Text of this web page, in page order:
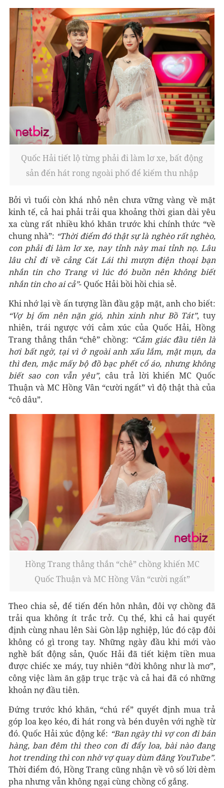
Quốc Hải tiết lộ từng phải đi làm lơ xe, bất động
sản đến hát rong ngoài phố để kiếm thu nhập
Bởi vì tuổi còn khá nhỏ nên chưa vững vàng về mặt
kinh tế, cả hai phải trải qua khoảng thời gian dài yêu
xa cùng rất nhiều khó khăn trước khi chính thức “về
chung nhà”: “Thời điểm đó thật sự là nghèo rất nghèo,
con phải đi làm lơ xe, nay tỉnh này mai tỉnh nọ. Lâu
lâu chỉ đi về cảng Cát Lái thì mượn điện thoại bạn
nhắn tin cho Trang vì lúc đó buồn nên không biết
nhắn tin cho ai cả”- Quốc Hải bồi hồi chia sẻ.
Khi nhớ lại về ấn tượng lần đầu gặp mặt, anh cho biết:
“Vợ bị ốm nên nặn gió, nhìn xinh như Bồ Tát”, tuy
nhiên, trái ngược với cảm xúc của Quốc Hải, Hồng
Trang thẳng thắn “chê” chồng: “Cảm giác đầu tiên là
hơi bất ngờ, tại vì ở ngoài anh xấu lắm, mặt mụn, da
thì đen, mặc mấy bộ đồ bạc phết cổ áo, nhưng không
biết sao con vẫn yêu”, câu trả lời khiến MC Quốc
Thuận và MC Hồng Vân “cười ngất” vì độ thật thà của
“cô dâu”.
Hồng Trang thẳng thắn “chê” chồng khiến MC
Quốc Thuận và MC Hồng Vân “cười ngất”
Theo chia sẻ, để tiến đến hôn nhân, đôi vợ chồng đã
trải qua không ít trắc trở. Cụ thể, khi cả hai quyết
định cùng nhau lên Sài Gòn lập nghiệp, lúc đó cặp đôi
không có gì trong tay. Những ngày đầu khi mới vào
nghề bất động sản, Quốc Hải đã tiết kiệm tiền mua
được chiếc xe máy, tuy nhiên “đời không như là mơ”,
công việc làm ăn gặp trục trặc và cả hai đã có những
khoản nợ đầu tiên.
Đứng trước khó khăn, “chú rể” quyết định mua trả
góp loa kẹo kéo, đi hát rong và bén duyên với nghề từ
đó. Quốc Hải xúc động kể: “Ban ngày thì vợ con đi bán
hàng, ban đêm thì theo con đi đẩy loa, bài nào đang
hot trending thì con nhờ vợ quay dùm đăng YouTube”.
Thời điểm đó, Hồng Trang cũng nhận về vô số lời dèm
pha nhưng vẫn không ngại cùng chồng cố gắng.